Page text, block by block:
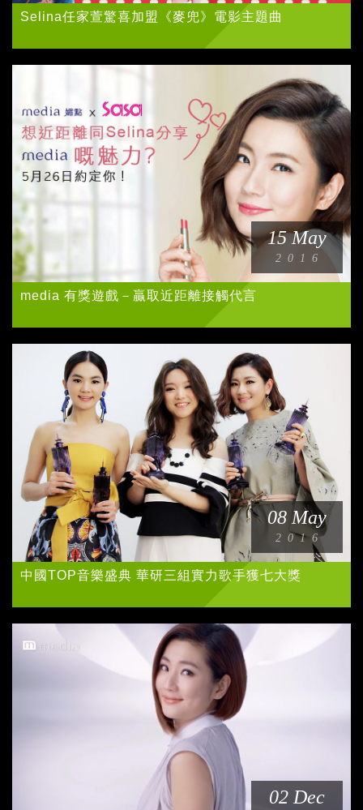
Selina任家萱驚喜加盟《麥兜》電影主題曲
15 May
2016
media 有獎遊戲－贏取近距離接觸代言
08 May
2016
中國TOP音樂盛典 華研三組實力歌手獲七大獎
02 Dec